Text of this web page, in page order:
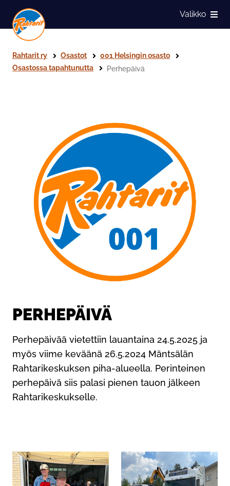
Siirry sivun sisältöön
Näytä
Valikko
Rahtarit ry Osastot
001 Helsingin osasto
Osastossa tapahtunutta
Perhepäivä
PERHEPÄIVÄ
Perhepäivää vietettiin lauantaina 24.5.2025 ja
myös viime keväänä 26.5.2024 Mäntsälän
Rahtarikeskuksen piha-alueella. Perinteinen
perhepäivä siis palasi pienen tauon jälkeen
Rahtarikeskukselle.